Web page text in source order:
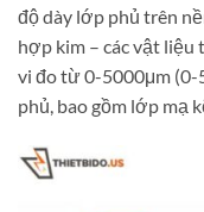
độ dày lớp phủ trên
hợp kim – các vật
vi đo từ 0-5000μm
phủ, bao gồm lớp mạ